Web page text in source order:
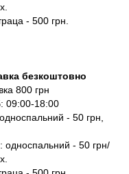
- 500 грн.
безкоштовно
800 грн
09:00-18:00
- 50 грн,
односпальний - 50 грн/